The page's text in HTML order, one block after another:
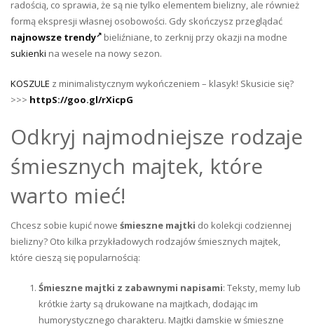
radością, co sprawia, że są nie tylko elementem bielizny, ale również
formą ekspresji własnej osobowości. Gdy skończysz przeglądać
najnowsze trendy
bieliźniane, to zerknij przy okazji na modne
sukienki na wesele na nowy sezon.
KOSZULE z minimalistycznym wykończeniem – klasyk! Skusicie się?
>>> httpS://goo.gl/rXicpG
Odkryj najmodniejsze rodzaje
śmiesznych majtek, które
warto mieć!
Chcesz sobie kupić nowe śmieszne majtki do kolekcji codziennej
bielizny? Oto kilka przykładowych rodzajów śmiesznych majtek,
które cieszą się popularnością:
Śmieszne majtki z zabawnymi napisami: Teksty, memy lub
krótkie żarty są drukowane na majtkach, dodając im
humorystycznego charakteru. Majtki damskie w śmieszne